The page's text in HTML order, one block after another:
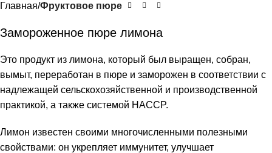
Главная Фруктовое пюре
Замороженное пюре лимона
Это продукт из лимона, который был выращен, собран,
вымыт, переработан в пюре и заморожен в соответствии с
надлежащей сельскохозяйственной и производственной
практикой, а также системой HACCP.
Лимон известен своими многочисленными полезными
свойствами: он укрепляет иммунитет, улучшает